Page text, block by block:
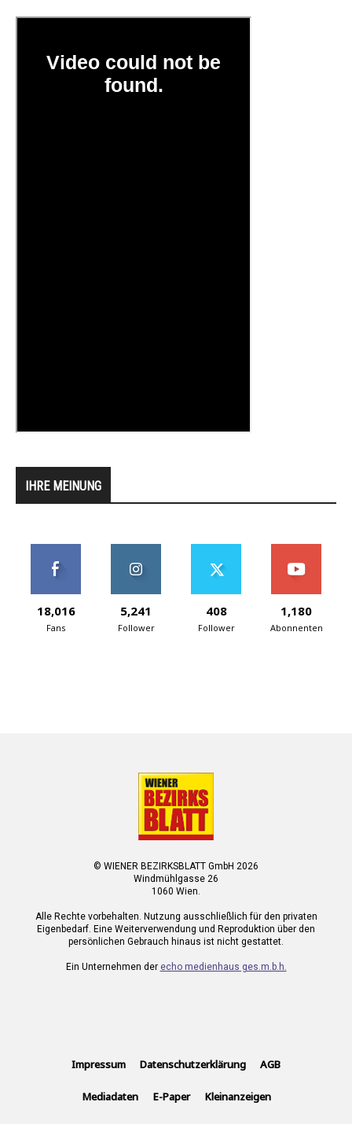
IHRE MEINUNG
18,016
Fans
5,241
Follower
408
Follower
1,180
Abonnenten
© WIENER BEZIRKSBLATT GmbH 2026
Windmühlgasse 26
1060 Wien.
Alle Rechte vorbehalten. Nutzung ausschließlich für den privaten
Eigenbedarf. Eine Weiterverwendung und Reproduktion über den
persönlichen Gebrauch hinaus ist nicht gestattet.
Ein Unternehmen der echo medienhaus ges.m.b.h.
Impressum Datenschutzerklärung AGB
Mediadaten E-Paper Kleinanzeigen